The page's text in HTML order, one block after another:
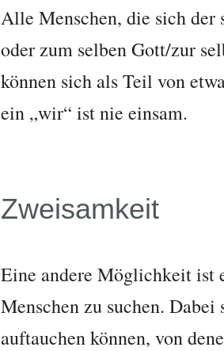
Alle Menschen, die sich der
oder zum selben Gott/zur
können sich als Teil von
ein „wir“ ist nie einsam.
Zweisamkeit
Eine andere Möglichkeit ist
Menschen zu suchen.
auftauchen können, von